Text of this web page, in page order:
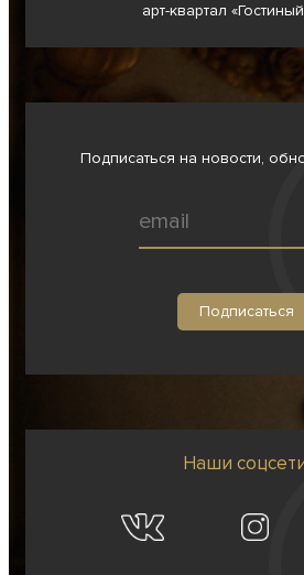
арт-квартал
Подписаться на новости,
Наши